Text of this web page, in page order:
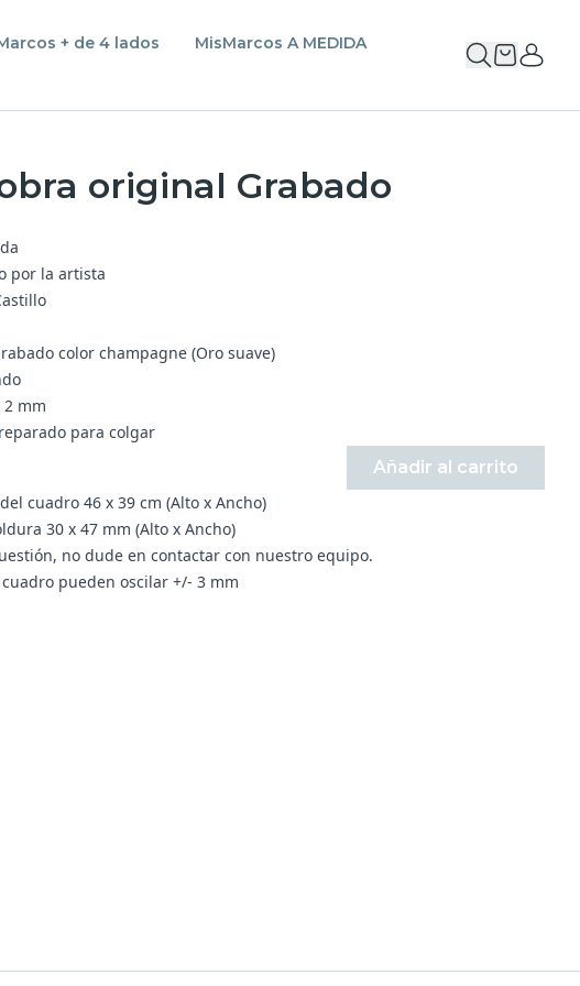
+ de 4 lados
MisMarcos A MEDIDA
original Grabado
por la artista
color champagne (Oro suave)
mm
para colgar
Añadir al carrito
cuadro 46 x 39 cm (Alto x Ancho)
30 x 47 mm (Alto x Ancho)
no dude en contactar con nuestro equipo.
pueden oscilar +/- 3 mm